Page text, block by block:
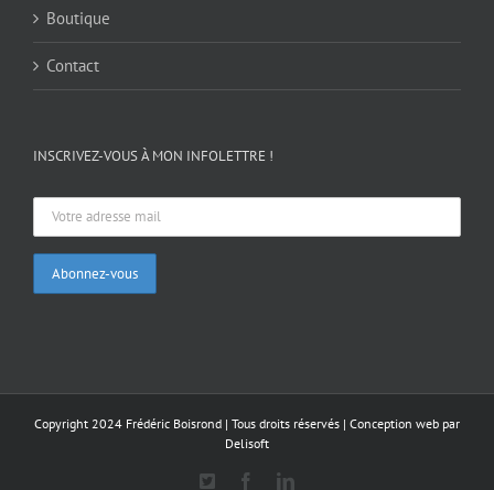
Boutique
Contact
INSCRIVEZ-VOUS À MON INFOLETTRE !
Copyright 2024 Frédéric Boisrond | Tous droits réservés | Conception web par
Delisoft
FacebookLinkedIn